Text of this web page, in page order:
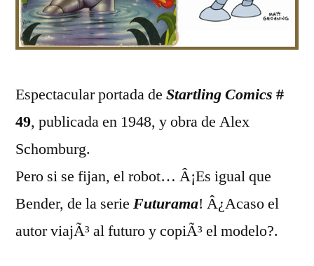
Espectacular portada de Startling Comics #
49, publicada en 1948, y obra de Alex
Schomburg.
Pero si se fijan, el robot… Â¡Es igual que
Bender, de la serie Futurama! Â¿Acaso el
autor viajÃ³ al futuro y copiÃ³ el modelo?.